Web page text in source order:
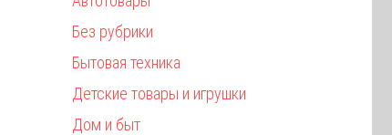
Без рубрики
Бытовая техника
Детские товары и игрушки
Дом и быт